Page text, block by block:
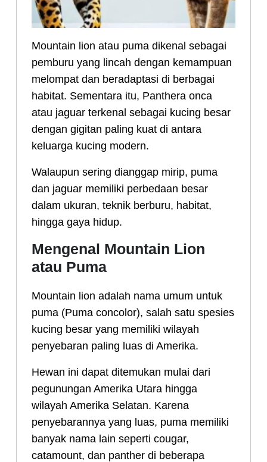
Mountain lion atau puma dikenal sebagai
pemburu yang lincah dengan kemampuan
melompat dan beradaptasi di berbagai
habitat. Sementara itu, Panthera onca
atau jaguar terkenal sebagai kucing besar
dengan gigitan paling kuat di antara
keluarga kucing modern.
Walaupun sering dianggap mirip, puma
dan jaguar memiliki perbedaan besar
dalam ukuran, teknik berburu, habitat,
hingga gaya hidup.
Mengenal Mountain Lion
atau Puma
Mountain lion adalah nama umum untuk
puma (Puma concolor), salah satu spesies
kucing besar yang memiliki wilayah
penyebaran paling luas di Amerika.
Hewan ini dapat ditemukan mulai dari
pegunungan Amerika Utara hingga
wilayah Amerika Selatan. Karena
penyebarannya yang luas, puma memiliki
banyak nama lain seperti cougar,
catamount, dan panther di beberapa